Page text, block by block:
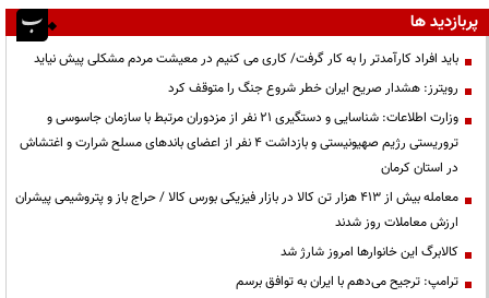
پربازدید ها
باید افراد کارآمدتر را به کار گرفت/ کاری می کنیم در معیشت مردم مشکلی پیش نیاید
رویترز: هشدار صریح ایران خطر شروع جنگ را متوقف کرد
وزارت اطلاعات: شناسایی و دستگیری ۲۱ نفر از مزدوران مرتبط با سازمان جاسوسی و
تروریستی رژیم صهیونیستی و بازداشت ۴ نفر از اعضای باندهای مسلح شرارت و اغتشاش
در استان کرمان
معامله بیش از ۴۱۳ هزار تن کالا در بازار فیزیکی بورس کالا / حراج باز و پتروشیمی پیشران
ارزش معاملات روز شدند
کالابرگ این خانوارها امروز شارژ شد
ترامپ: ترجیح می‌دهم با ایران به توافق برسم